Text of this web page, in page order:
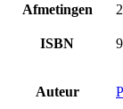
Afmetingen
ISBN
Auteur